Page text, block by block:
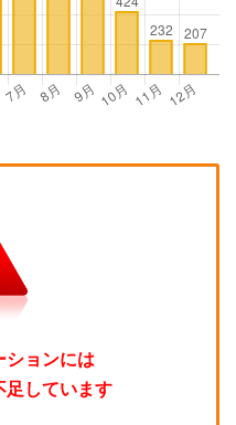
ションには
足しています